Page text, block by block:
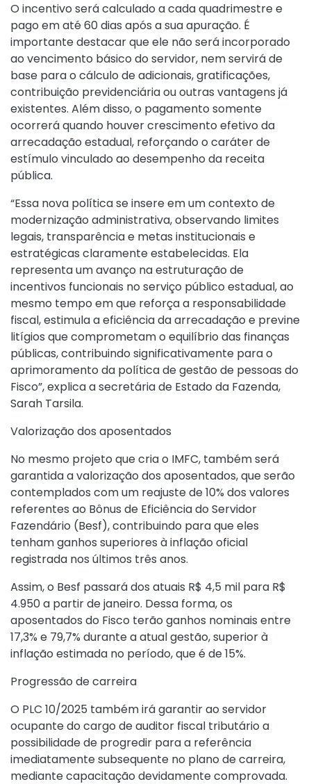
O incentivo será calculado a cada quadrimestre e
pago em até 60 dias após a sua apuração. É
importante destacar que ele não será incorporado
ao vencimento básico do servidor, nem servirá de
base para o cálculo de adicionais, gratificações,
contribuição previdenciária ou outras vantagens já
existentes. Além disso, o pagamento somente
ocorrerá quando houver crescimento efetivo da
arrecadação estadual, reforçando o caráter de
estímulo vinculado ao desempenho da receita
pública.
“Essa nova política se insere em um contexto de
modernização administrativa, observando limites
legais, transparência e metas institucionais e
estratégicas claramente estabelecidas. Ela
representa um avanço na estruturação de
incentivos funcionais no serviço público estadual, ao
mesmo tempo em que reforça a responsabilidade
fiscal, estimula a eficiência da arrecadação e previne
litígios que comprometam o equilíbrio das finanças
públicas, contribuindo significativamente para o
aprimoramento da política de gestão de pessoas do
Fisco”, explica a secretária de Estado da Fazenda,
Sarah Tarsila.
Valorização dos aposentados
No mesmo projeto que cria o IMFC, também será
garantida a valorização dos aposentados, que serão
contemplados com um reajuste de 10% dos valores
referentes ao Bônus de Eficiência do Servidor
Fazendário (Besf), contribuindo para que eles
tenham ganhos superiores à inflação oficial
registrada nos últimos três anos.
Assim, o Besf passará dos atuais R$ 4,5 mil para R$
4.950 a partir de janeiro. Dessa forma, os
aposentados do Fisco terão ganhos nominais entre
17,3% e 79,7% durante a atual gestão, superior à
inflação estimada no período, que é de 15%.
Progressão de carreira
O PLC 10/2025 também irá garantir ao servidor
ocupante do cargo de auditor fiscal tributário a
possibilidade de progredir para a referência
imediatamente subsequente no plano de carreira,
mediante capacitação devidamente comprovada.